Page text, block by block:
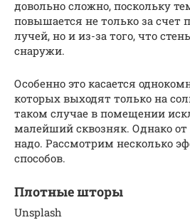
довольно сложно, поскольку
повышается не только за
лучей, но и из-за того, что
снаружи.
Особенно это касается
которых выходят только на
таком случае в помещении
малейший сквозняк. Однако
надо. Рассмотрим несколько
способов.
Плотные шторы
Unsplash